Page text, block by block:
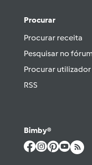
Procurar
Procurar receita
Pesquisar no
Procurar utilizador
RSS
Bimby®